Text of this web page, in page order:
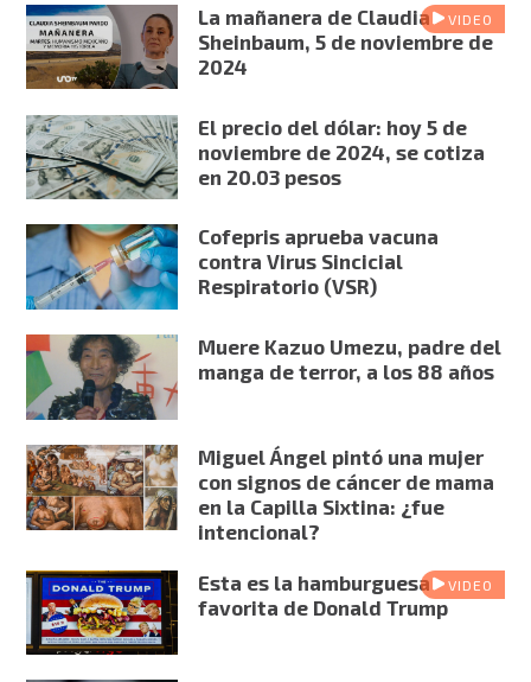
VIDEO
La mañanera de Claudia
Sheinbaum, 5 de noviembre de
2024
El precio del dólar: hoy 5 de
noviembre de 2024, se cotiza
en 20.03 pesos
Cofepris aprueba vacuna
contra Virus Sincicial
Respiratorio (VSR)
Muere Kazuo Umezu, padre del
manga de terror, a los 88 años
Miguel Ángel pintó una mujer
con signos de cáncer de mama
en la Capilla Sixtina: ¿fue
intencional?
VIDEO
Esta es la hamburguesa
favorita de Donald Trump